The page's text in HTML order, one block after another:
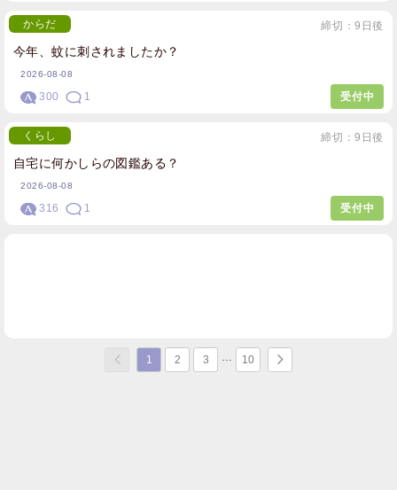
今年、蚊に刺されましたか？
締切：9日後
からだ
2026-08-08
300 1 受付中
自宅に何かしらの図鑑ある？
締切：9日後
くらし
2026-08-08
316 1 受付中
1 2 3 10